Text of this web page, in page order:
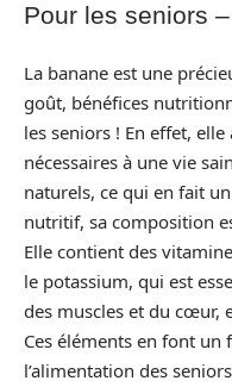
Pour les seniors
La banane est une
goût, bénéfices
les seniors ! En effet,
nécessaires à une vie
naturels, ce qui en fait
nutritif, sa composition
Elle contient des
le potassium, qui est
des muscles et du cœur,
Ces éléments en font
l’alimentation des